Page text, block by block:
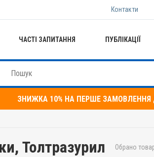
Контакти
ЧАСТІ ЗАПИТАННЯ ПУБЛІКАЦІЇ
ЗНИЖКА 10% НА ПЕРШЕ ЗАМОВЛЕННЯ
Толтразурил Обрано